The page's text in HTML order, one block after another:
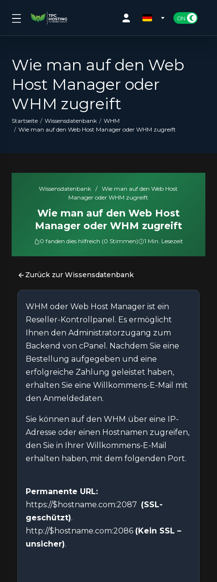
Wie man auf den Web
Host Manager oder
WHM zugreift
Startseite Wissensdatenbank
WHM
Wie man auf den Web Host Manager oder WHM zugreift
Wissensdatenbank / Wie man auf den Web Host
Manager oder WHM zugreift
Wie man auf den Web Host
Manager oder WHM zugreift
0 fanden dies hilfreich (0 Stimmen) 1 Min. Lesezeit
Zurück zur Wissensdatenbank
WHM oder Web Host Manager ist ein
Reseller-Kontrollpanel. Es ermöglicht
Ihnen den Administratorzugang zum
Backend von cPanel. Nachdem Sie eine
Bestellung aufgegeben und eine
erfolgreiche Zahlung geleistet haben,
erhalten Sie eine Willkommens-E-Mail mit
den Anmeldedaten.
Sie können auf den WHM über eine IP-
Adresse oder einen Hostnamen zugreifen,
den Sie in Ihrer Willkommens-E-Mail
erhalten haben, mit dem folgenden Port.
Permanente URL:
https://$hostname.com:2087 (SSL-
geschützt).
http://$hostname.com:2086 (Kein SSL –
unsicher).